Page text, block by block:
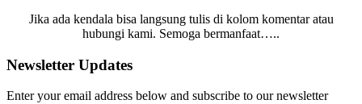
Jika ada kendala bisa langsung tulis di kolom komentar atau
hubungi kami. Semoga bermanfaat…..
Newsletter Updates
Enter your email address below and subscribe to our newsletter